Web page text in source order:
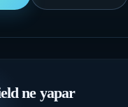
ne yapar